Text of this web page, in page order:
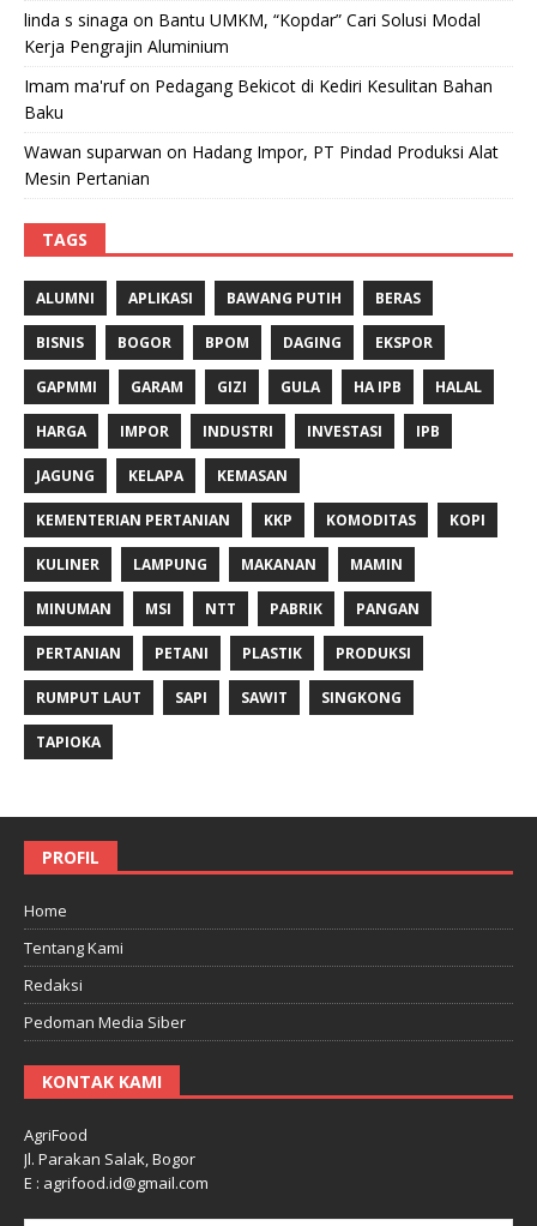
linda s sinaga on Bantu UMKM, “Kopdar” Cari Solusi Modal
Kerja Pengrajin Aluminium
Imam ma'rufon Pedagang Bekicot di Kediri Kesulitan Bahan
Baku
Wawan suparwan on Hadang Impor, PT Pindad Produksi Alat
Mesin Pertanian
TAGS
ALUMNI APLIKASI BAWANG PUTIH BERAS
BISNIS BOGOR BPOM DAGING EKSPOR
GAPMMI GARAM GIZI GULA HA IPB HALAL
HARGA IMPOR INDUSTRI INVESTASI IPB
JAGUNG KELAPA KEMASAN
KEMENTERIAN PERTANIAN KKP KOMODITAS KOPI
KULINER LAMPUNG MAKANAN MAMIN
MINUMAN MSI NTT PABRIK PANGAN
PERTANIAN PETANI PLASTIK PRODUKSI
RUMPUT LAUT SAPI SAWIT SINGKONG
TAPIOKA
PROFIL
Home
Tentang Kami
Redaksi
Pedoman Media Siber
KONTAK KAMI
AgriFood
Jl. Parakan Salak, Bogor
E : agrifood.id@gmail.com